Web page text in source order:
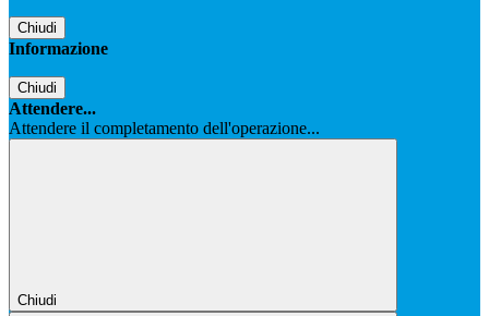
Chiudi
Informazione
Chiudi
Attendere...
Attendere il completamento dell'operazione...
Chiudi